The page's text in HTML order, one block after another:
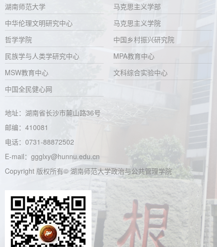
湖南师范大学
马克思主义学部
中华伦理文明研究中心
马克思主义学院
哲学学院
中国乡村振兴研究院
民族学与人类学研究中心
MPA教育中心
MSW教育中心
文科综合实验中心
中国全民健心网
地址：湖南省长沙市麓山路36号
邮编：410081
电话：0731-88872502
E-mail：ggglxy@hunnu.edu.cn
Copyright 版权所有© 湖南师范大学政治与公共管理学院